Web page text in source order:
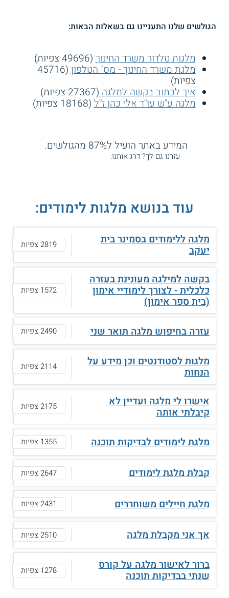
הגולשים שלנו התעניינו גם בשאלות הבאות:
מלגות טלדור משרד החינוך(49696 צפיות)
מלגת משרד החינוך - מס` הטלפון (45716
צפיות)
איך לכתוב בקשה למלגה(27367 צפיות)
מלגה ע"ש עו"ד אלי כהן ז"ל(18168 צפיות)
המידע באתר הועיל ל87% מהגולשים.
עזרנו גם לך? דרג אותנו:
עוד בנושא מלגות לימודים:
מלגה ללימודים בסמינר בית
יעקב 2819 צפיות
בקשה למילגה מעונינת בעזרה
כלכלית - לצורך לימודיי אימון
(בית ספר אימון)
1572 צפיות
עזרה בחיפוש מלגה תואר שני 2490 צפיות
מלגות לסטודנטים וכן מידע על
הנחות 2114 צפיות
אישרו לי מלגה ועדיין לא
קיבלתי אותה 2175 צפיות
מלגת לימודים לבדיקות תוכנה 1355 צפיות
קבלת מלגת לימודים 2647 צפיות
מלגת חיילים משוחררים 2431 צפיות
אך אני מקבלת מלגה 2510 צפיות
ברור לאישור מלגה על קורס
שנתי בבדיקות תוכנה 1278 צפיות